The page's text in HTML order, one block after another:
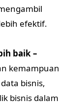
efektif.
baik –
kemampuan
bisnis,
bisnis dalam